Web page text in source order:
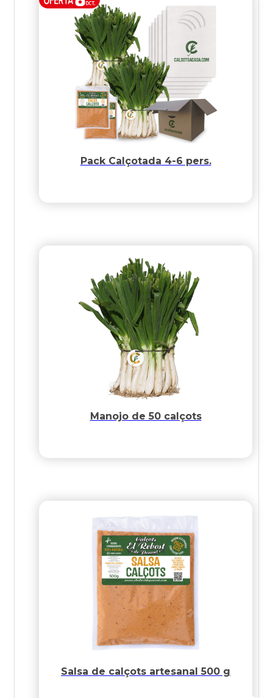
Pack Calçotada 4-6 pers.
Manojo de 50 calçots
Salsa de calçots artesanal 500 g